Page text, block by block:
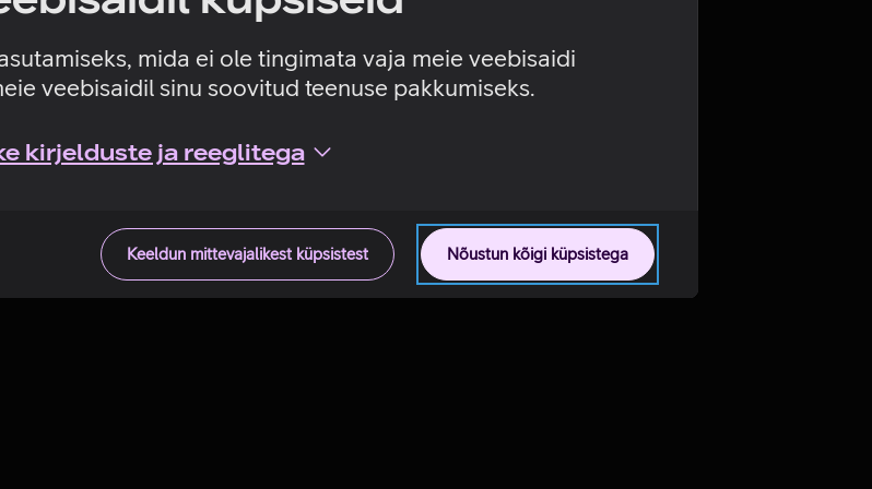
mida ei ole tingimata vaja meie veebisaidi
veebisaidil sinu soovitud teenuse pakkumiseks.
kirjelduste ja reeglitega
Nõustun kõigi küpsistega
Keeldun mittevajalikest küpsistest